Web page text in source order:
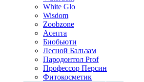
White Glo
Wisdom
Zoobzone
Асепта
Биобьюти
Лесной Бальзам
Пародонтол Prof
Профессор Персин
Фитокосметик